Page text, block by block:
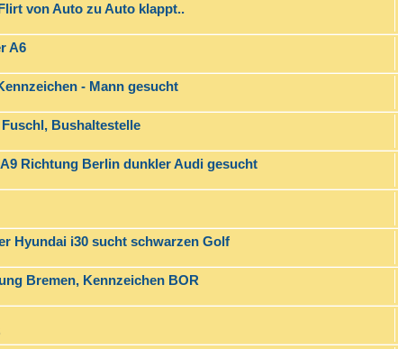
von Auto zu Auto klappt..
A6
- Mann gesucht
Fuschl, Bushaltestelle
Richtung Berlin dunkler Audi gesucht
Hyundai i30 sucht schwarzen Golf
Bremen, Kennzeichen BOR